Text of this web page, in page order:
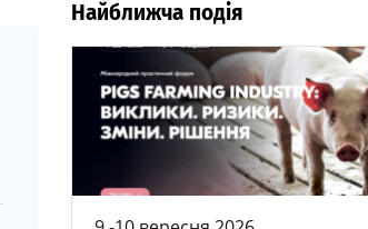
Найближча подія